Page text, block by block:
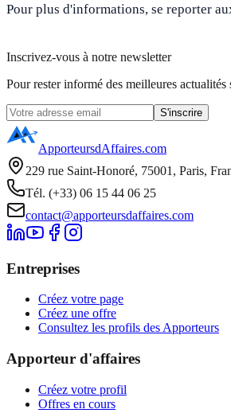
Pour plus d'informations, se reporter
Inscrivez-vous à notre newsletter
Pour rester informé des meilleures
S'inscrire
ApporteursdAffaires.com
229 rue Saint-Honoré, 75001, Paris,
Tél. (+33) 06 15 44 06 25
contact@apporteursdaffaires.com
Entreprises
Créez votre page
Créez une offre
Consultez les profils des Apporteurs
Apporteur d'affaires
Créez votre profil
Offres en cours